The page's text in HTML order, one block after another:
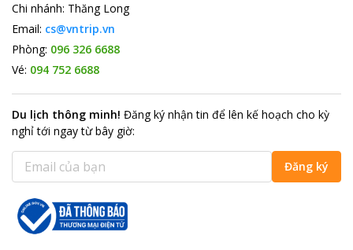
Chi nhánh: Thăng Long
Email: cs@vntrip.vn
Phòng: 096 326 6688
Vé: 094 752 6688
Du lịch thông minh! Đăng ký nhận tin để lên kế hoạch cho kỳ
nghỉ tới ngay từ bây giờ:
Đăng ký